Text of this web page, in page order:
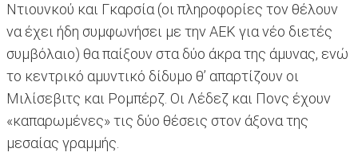
Ντιουνκού και Γκαρσία (οι πληροφορίες τον θέλουν
να έχει ήδη συμφωνήσει με την ΑΕΚ για νέο διετές
συμβόλαιο) θα παίξουν στα δύο άκρα της άμυνας, ενώ
το κεντρικό αμυντικό δίδυμο θ’ απαρτίζουν οι
Μιλίσεβιτς και Ρομπέρζ. Οι Λέδεζ και Πονς έχουν
«καπαρωμένες» τις δύο θέσεις στον άξονα της
μεσαίας γραμμής.